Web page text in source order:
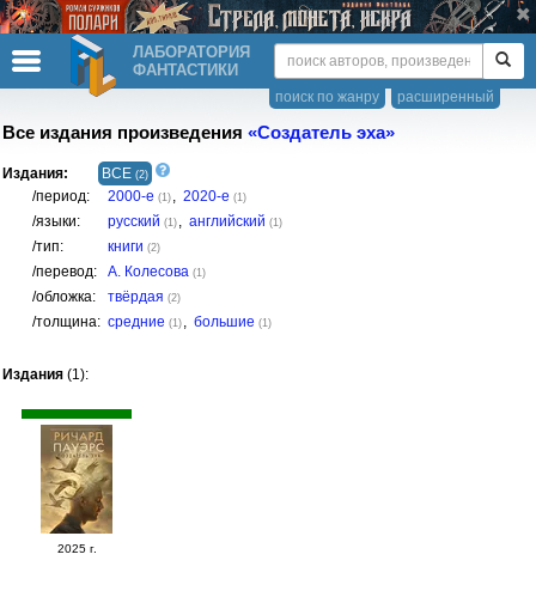
ЛАБОРАТОРИЯ
ФАНТАСТИКИ
расширенный
поиск по жанру
Все издания произведения «Создатель эха»
Издания: ВСЕ (2)
/период: 2000-е (1) , 2020-е (1)
/языки: русский (1) , английский (1)
/тип: книги (2)
/перевод: А. Колесова (1)
/обложка: твёрдая (2)
/толщина: средние (1) , большие (1)
Издания (1):
2025 г.